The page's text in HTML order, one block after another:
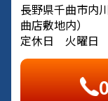
長野県千曲市内
曲店敷地内）
定休日 火曜日